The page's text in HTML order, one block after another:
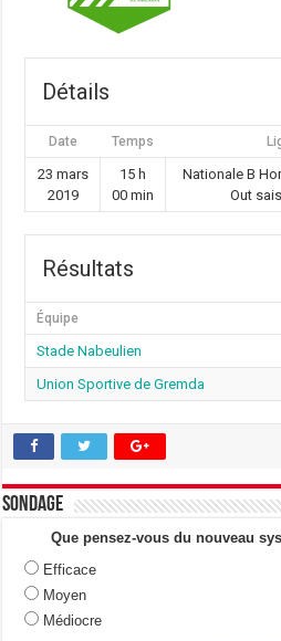
Détails
Date Temps
23 mars
2019
15 h
00 min
Nationale B
Out
Résultats
Équipe
Stade Nabeulien
Union Sportive de Gremda
Sondage
Que pensez-vous du nouveau
Efficace
Moyen
Médiocre